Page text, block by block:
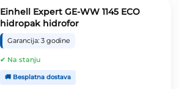
Einhell Expert GE-WW 1145 ECO
hidropak hidrofor
Garancija: 3 godine
✔ Na stanju
🚚 Besplatna dostava